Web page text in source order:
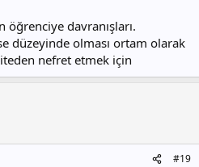
davranışları.
düzeyinde olması ortam olarak
nefret etmek için
#19